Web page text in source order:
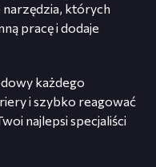
narzędzia, których
pracę i dodaje
każdego
i szybko reagować
najlepsi specjaliści